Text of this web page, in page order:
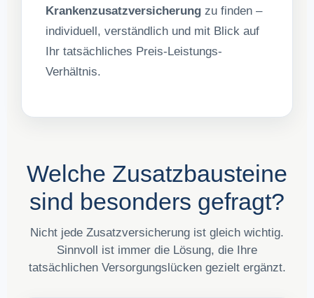
Krankenzusatzversicherung zu finden –
individuell, verständlich und mit Blick auf
Ihr tatsächliches Preis-Leistungs-
Verhältnis.
Welche Zusatzbausteine
sind besonders gefragt?
Nicht jede Zusatzversicherung ist gleich wichtig.
Sinnvoll ist immer die Lösung, die Ihre
tatsächlichen Versorgungslücken gezielt ergänzt.